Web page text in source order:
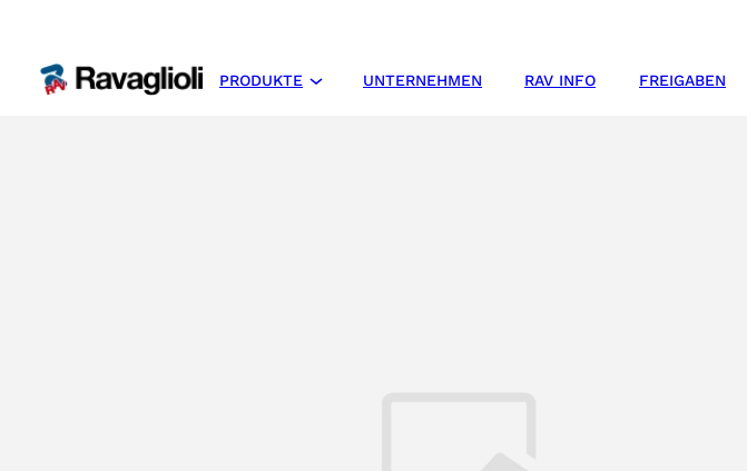
PRODUKTE UNTERNEHMEN RAV INFO FREIGABEN